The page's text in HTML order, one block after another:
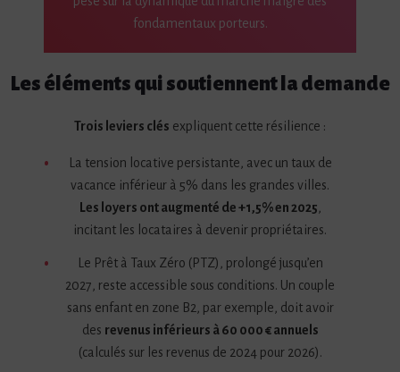
fondamentaux porteurs.
Les éléments qui soutiennent la demande
Trois leviers clés expliquent cette résilience :
La tension locative persistante, avec un taux de
vacance inférieur à 5% dans les grandes villes.
Les loyers ont augmenté de +1,5% en 2025
incitant les locataires à devenir propriétaires.
Le Prêt à Taux Zéro (PTZ), prolongé jusqu’en
2027, reste accessible sous conditions. Un couple
sans enfant en zone B2, par exemple, doit avoir
des revenus inférieurs à 60 000 € annuels
(calculés sur les revenus de 2024 pour 2026).